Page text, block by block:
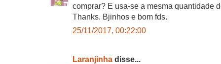
comprar? E usa-se a mesma quantidade
Thanks. Bjinhos e bom fds.
25/11/2017, 00:22:00
Laranjinha disse...